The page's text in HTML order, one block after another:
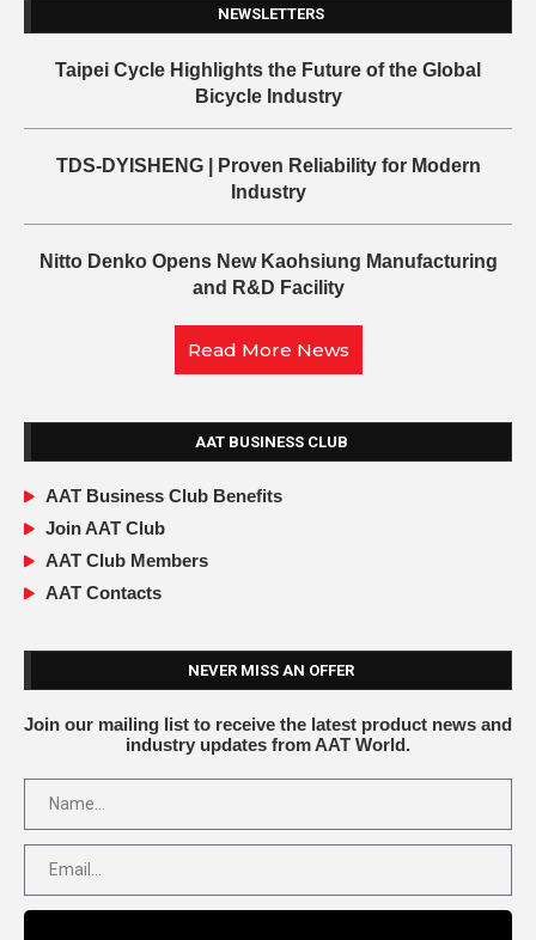
NEWSLETTERS
Taipei Cycle Highlights the Future of the Global
Bicycle Industry
TDS-DYISHENG | Proven Reliability for Modern
Industry
Nitto Denko Opens New Kaohsiung Manufacturing
and R&D Facility
Read More News
AAT BUSINESS CLUB
AAT Business Club Benefits
Join AAT Club
AAT Club Members
AAT Contacts
NEVER MISS AN OFFER
Join our mailing list to receive the latest product news and
industry updates from AAT World.